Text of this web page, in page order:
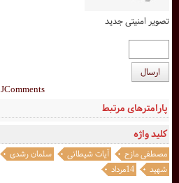
کلید واژه
مصطفی مازح آیات شیطانی سلمان رشدی
شهید
14مرداد
پارامترهای مرتبط
تصویر امنیتی جدید
ارسال
JComments